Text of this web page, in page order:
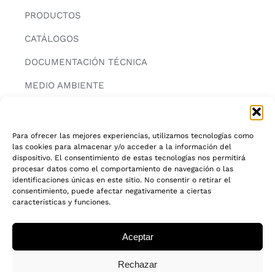
Para ofrecer las mejores experiencias, utilizamos tecnologías como
las cookies para almacenar y/o acceder a la información del
dispositivo. El consentimiento de estas tecnologías nos permitirá
procesar datos como el comportamiento de navegación o las
identificaciones únicas en este sitio. No consentir o retirar el
consentimiento, puede afectar negativamente a ciertas
características y funciones.
Aceptar
Rechazar
PRODUCTOS
CATÁLOGOS
DOCUMENTACIÓN TÉCNICA
MEDIO AMBIENTE
INFORMACIÓN
AVISO LEGAL
POLITICA DE PRIVACIDAD
CADENA DE CUSTODIA FSC®